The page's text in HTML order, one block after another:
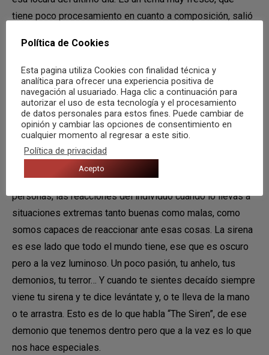
tiene poco procesamiento en cuanto a composición, salió
mucho mensaje. Además, la letra es también muy
agobiante, lo estas escuchando y es como alguien que te
está presionando a hacer algo y venga y venga y venga.
Elegimos este tema porque la letra te iba a ayudar con la
velocidad y visualmente contagiarte un poco de ese
agobio y esa prisa que tiene la canción.
¿Qué representa para vosotros este tema?
Zark (vocalista): Nos fascinan las reacciones de las
personas, las reacciones del individuo cuando lo llevas a
situaciones extremas tanto buenas como malas, como
somos capaces de reaccionar ante esas cosas. La sirena
es ese lado que todo el mundo tiene, ese que es oscuro
pero a la vez luminoso. Un poco pasión, tu anhelo, tus
demonios, tu terror… Y cuando te sientes decaído siempre
viene tu sirena y te dice levántate y, o te lleva de la mano
o te arrastra. Esto es de lo que habla “The Siren”, de ese
demonio que tenemos dentro pero que a la vez es lo que
nos hace especiales.
Política de Cookies
Esta pagina utiliza Cookies con finalidad técnica y
analítica para ofrecer una experiencia positiva de
navegación al usuariado. Haga clic a continuación para
autorizar el uso de esta tecnología y el procesamiento
de datos personales para estos fines. Puede cambiar de
opinión y cambiar las opciones de consentimiento en
cualquier momento al regresar a este sitio.
Política de privacidad
Acepto